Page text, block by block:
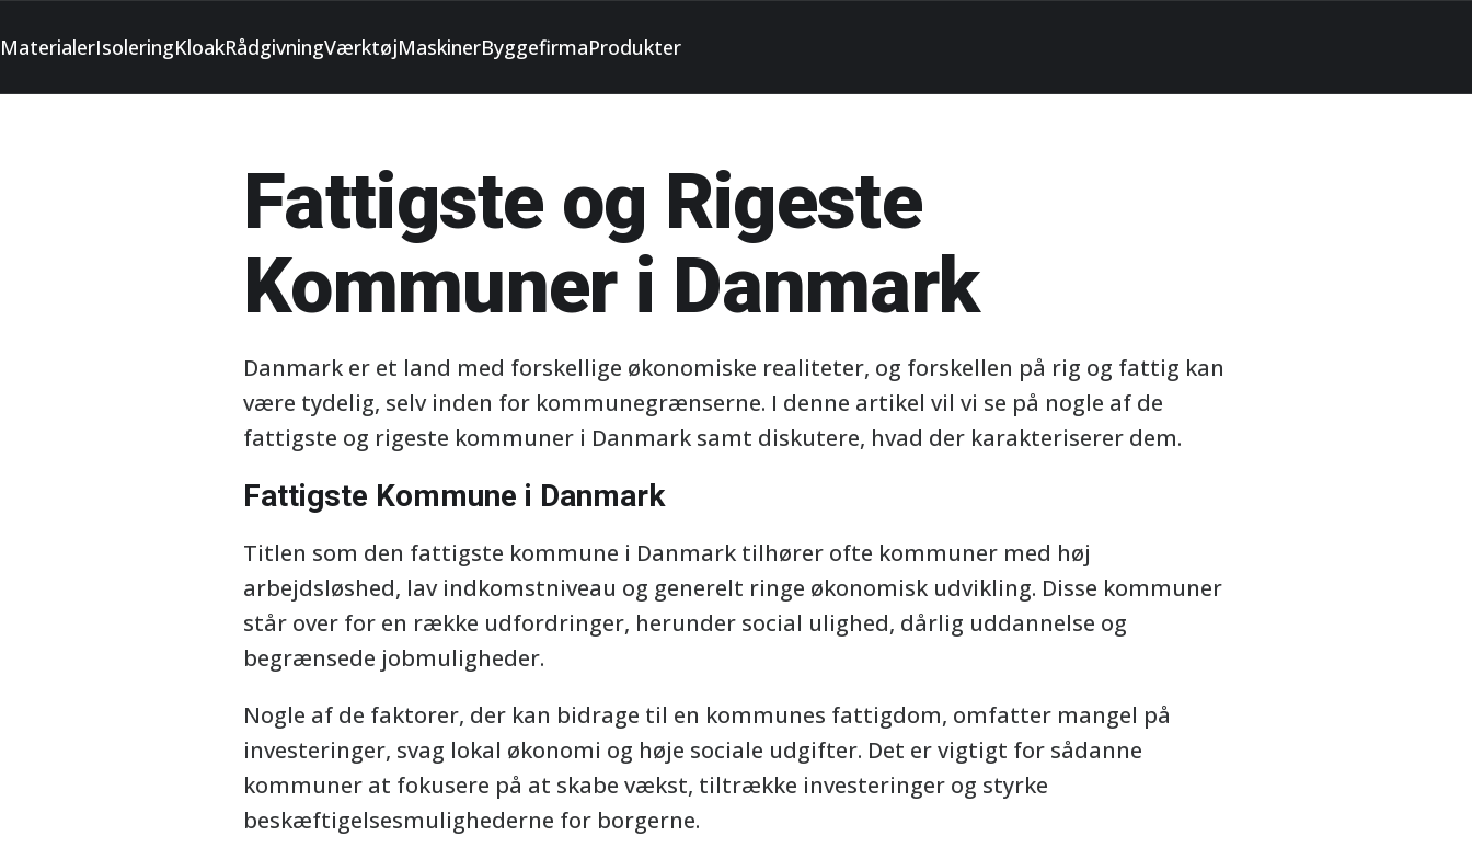
MaterialerIsoleringKloakRådgivningVærktøjMaskinerByggefirmaProdukter
Fattigste og Rigeste
Kommuner i Danmark
Danmark er et land med forskellige økonomiske realiteter, og forskellen på rig og fattig kan
være tydelig, selv inden for kommunegrænserne. I denne artikel vil vi se på nogle af de
fattigste og rigeste kommuner i Danmark samt diskutere, hvad der karakteriserer dem.
Fattigste Kommune i Danmark
Titlen som den fattigste kommune i Danmark tilhører ofte kommuner med høj
arbejdsløshed, lav indkomstniveau og generelt ringe økonomisk udvikling. Disse kommuner
står over for en række udfordringer, herunder social ulighed, dårlig uddannelse og
begrænsede jobmuligheder.
Nogle af de faktorer, der kan bidrage til en kommunes fattigdom, omfatter mangel på
investeringer, svag lokal økonomi og høje sociale udgifter. Det er vigtigt for sådanne
kommuner at fokusere på at skabe vækst, tiltrække investeringer og styrke
beskæftigelsesmulighederne for borgerne.